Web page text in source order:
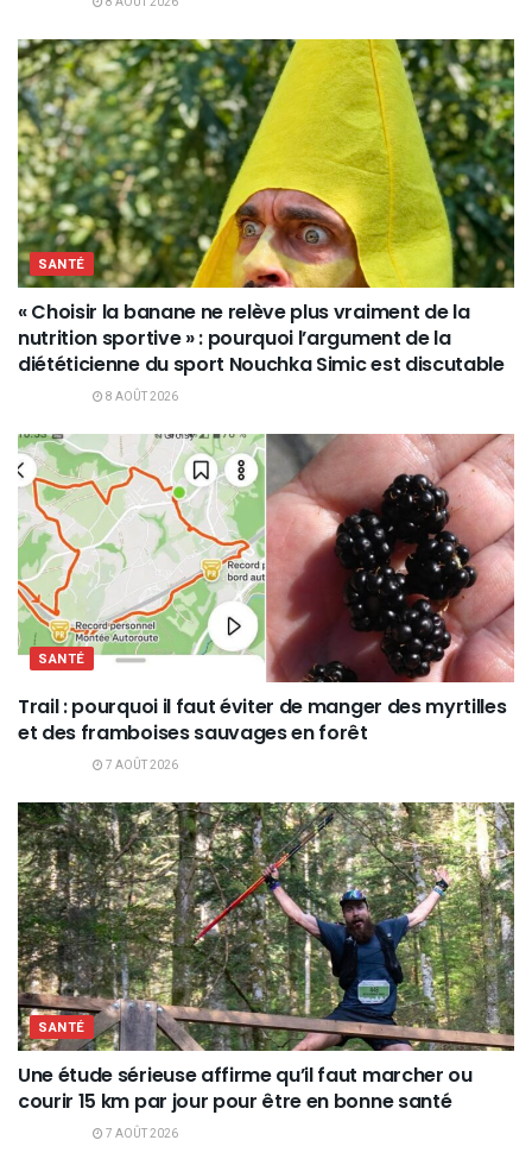
SANTÉ
« Choisir la banane ne relève plus vraiment de la
nutrition sportive » : pourquoi l’argument de la
diététicienne du sport Nouchka Simic est discutable
8 AOÛT 2026
SANTÉ
Trail : pourquoi il faut éviter de manger des myrtilles
et des framboises sauvages en forêt
7 AOÛT 2026
SANTÉ
Une étude sérieuse affirme qu’il faut marcher ou
courir 15 km par jour pour être en bonne santé
7 AOÛT 2026